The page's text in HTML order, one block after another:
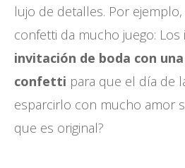
lujo de detalles. Por
confetti da mucho juego: Los
invitación de boda con
confetti para que el día de
esparcirlo con mucho amor
que es original?